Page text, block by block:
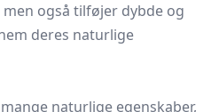
også tilføjer dybde og
deres naturlige
naturlige egenskaber,